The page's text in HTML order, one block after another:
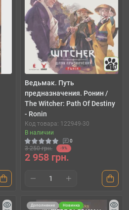
10
Ведьмак. Путь
предназначения. Ронин /
The Witcher: Path Of Destiny
- Ronin
Код товара: 122949-30
В наличии
0
3 250 грн. -9%
2 958 грн.
Дополнение Новинка